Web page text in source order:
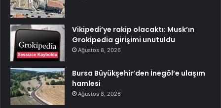
Vikipedi’ye rakip olacaktı: Musk’ın
Grokipedia girişimi unutuldu
Ağustos 8, 2026
Bursa Büyükşehir’den İnegöl’e ulaşım
hamlesi
Ağustos 8, 2026